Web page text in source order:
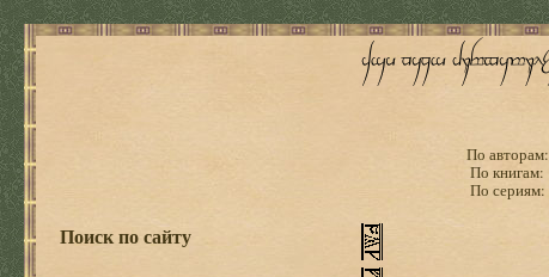
По авторам:
По книгам:
По сериям:
Поиск по сайту